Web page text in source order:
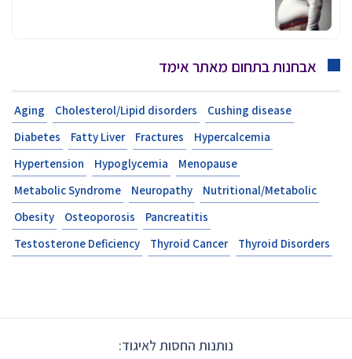
אבחנות בתחום מאתר אימד
Aging Cholesterol/Lipid disorders
Cushing disease
Diabetes
Fatty Liver Fractures
Hypercalcemia
Hypertension
Hypoglycemia
Menopause
Metabolic Syndrome
Neuropathy
Nutritional/Metabolic
Obesity
Osteoporosis
Pancreatitis
Testosterone Deficiency
Thyroid Cancer Thyroid Disorders
נותנות החסות לאיגוד: